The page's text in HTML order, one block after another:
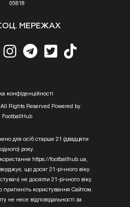
05818
МЕРЕЖАХ
конфiденцiйностi
Rights Reserved Powered by
FootballHub
для осіб старше 21 (двадцяти
одного) року.
https://footballhub.ua,
що досяг 21-річного віку.
не досягли 21-річного віку
припиніть користування Сайтом.
не несе відповідальності за